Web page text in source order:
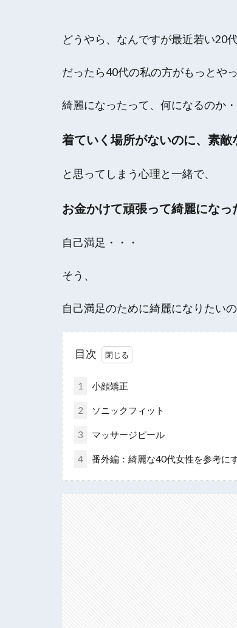
どうやら、なんですが最近若い20
だったら40代の私の方がもっとや
綺麗になったって、何になるのか
着ていく場所がないのに、素敵
と思ってしまう心理と一緒で、
お金かけて頑張って綺麗にな
自己満足・・・
そう、
自己満足のために綺麗になりたい
目次
1 小顔矯正
2 ソニックフィット
3 マッサージピール
4 番外編：綺麗な40代女性を参考に